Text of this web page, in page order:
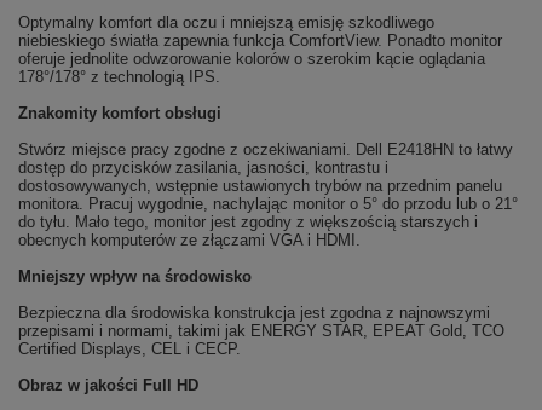
Optymalny komfort dla oczu i mniejszą emisję szkodliwego
niebieskiego światła zapewnia funkcja ComfortView. Ponadto monitor
oferuje jednolite odwzorowanie kolorów o szerokim kącie oglądania
178°/178° z technologią IPS.
Znakomity komfort obsługi
Stwórz miejsce pracy zgodne z oczekiwaniami. Dell E2418HN to łatwy
dostęp do przycisków zasilania, jasności, kontrastu i
dostosowywanych, wstępnie ustawionych trybów na przednim panelu
monitora. Pracuj wygodnie, nachylając monitor o 5° do przodu lub o 21°
do tyłu. Mało tego, monitor jest zgodny z większością starszych i
obecnych komputerów ze złączami VGA i HDMI.
Mniejszy wpływ na środowisko
Bezpieczna dla środowiska konstrukcja jest zgodna z najnowszymi
przepisami i normami, takimi jak ENERGY STAR, EPEAT Gold, TCO
Certified Displays, CEL i CECP.
Obraz w jakości Full HD